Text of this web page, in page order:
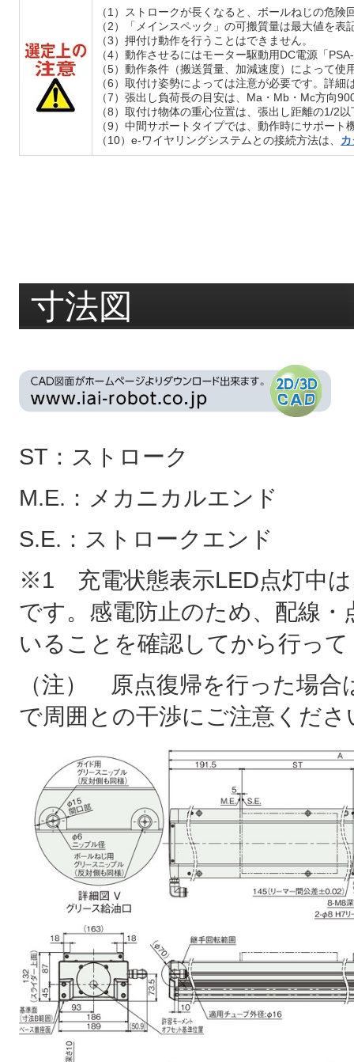
（1）ストロークが長くなると、ボールねじの危
（2）「メインスペック」の可搬質量は最大値を
（3）押付け動作を行うことはできません。
（4）動作させるにはモーター駆動用DC電源「
（5）動作条件（搬送質量、加減速度）によって
（6）取付け姿勢によっては注意が必要です。詳細
（7）張出し負荷長の目安は、Ma・Mb・Mc方向
（8）取付け物体の重心位置は、張出し距離の1/2
（9）中間サポートタイプでは、動作時にサポー
（10）e-ワイヤリングシステムとの接続方法は、
寸法図
ST：ストローク
M.E.：メカニカルエンド
S.E.：ストロークエンド
※1 充電状態表示LED点灯中は
です。感電防止のため、配線
いることを確認してから行っ
（注） 原点復帰を行った場
で周囲との干渉にご注意くださ